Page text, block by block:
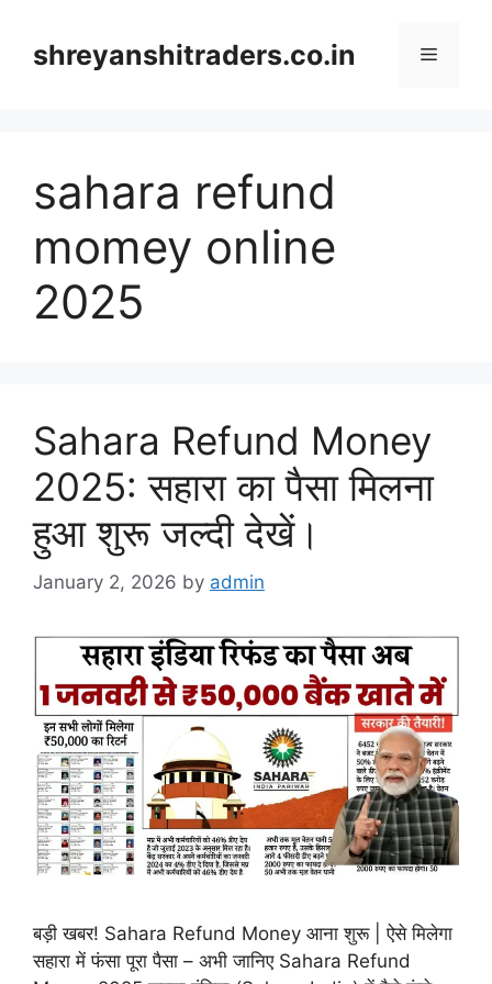
contentshreyanshitraders.co.in Menu
sahara refund
momey online
2025
Sahara Refund Money
2025: सहारा का पैसा मिलना
हुआ शुरू जल्दी देखें।
January 2, 2026 by admin
बड़ी खबर! Sahara Refund Money आना शुरू | ऐसे मिलेगा
सहारा में फंसा पूरा पैसा – अभी जानिए Sahara Refund